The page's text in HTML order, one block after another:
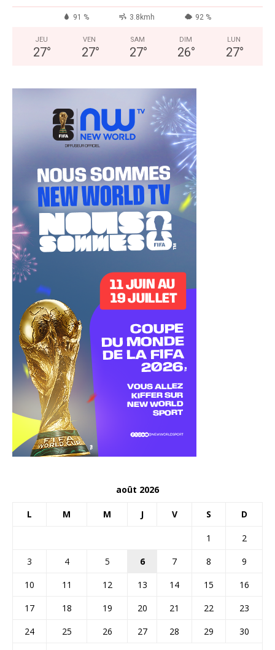
91 % 3.8kmh 92 %
JEU
27°
VEN
27°
SAM
27°
DIM
26°
LUN
27°
août 2026
L M M J V S D
1
2
3
4 5 6 7 8
9
10
11 12 13 14 15
16
17
18 19 20 21 22
23
24
25 26 27 28 29
30